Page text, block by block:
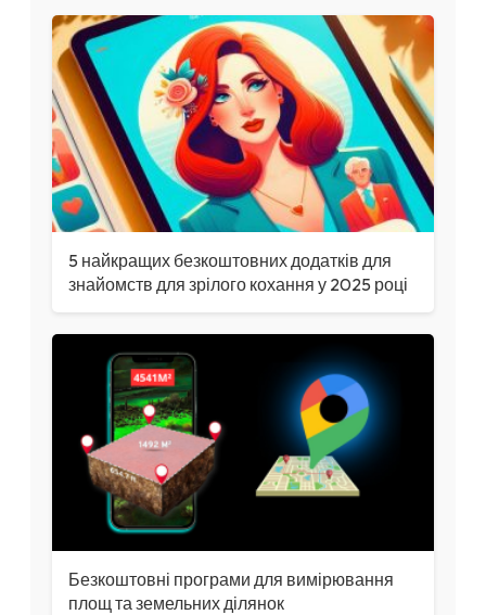
5 найкращих безкоштовних додатків для
знайомств для зрілого кохання у 2025 році
Безкоштовні програми для вимірювання
площ та земельних ділянок